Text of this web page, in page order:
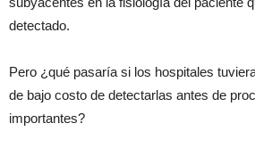
detectado.
Pero ¿qué pasaría si los hospitales
de bajo costo de detectarlas antes de
importantes?